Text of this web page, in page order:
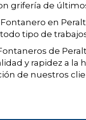
grifería de
Fontanero en
tipo de
de
y rapidez a la
de nuestros